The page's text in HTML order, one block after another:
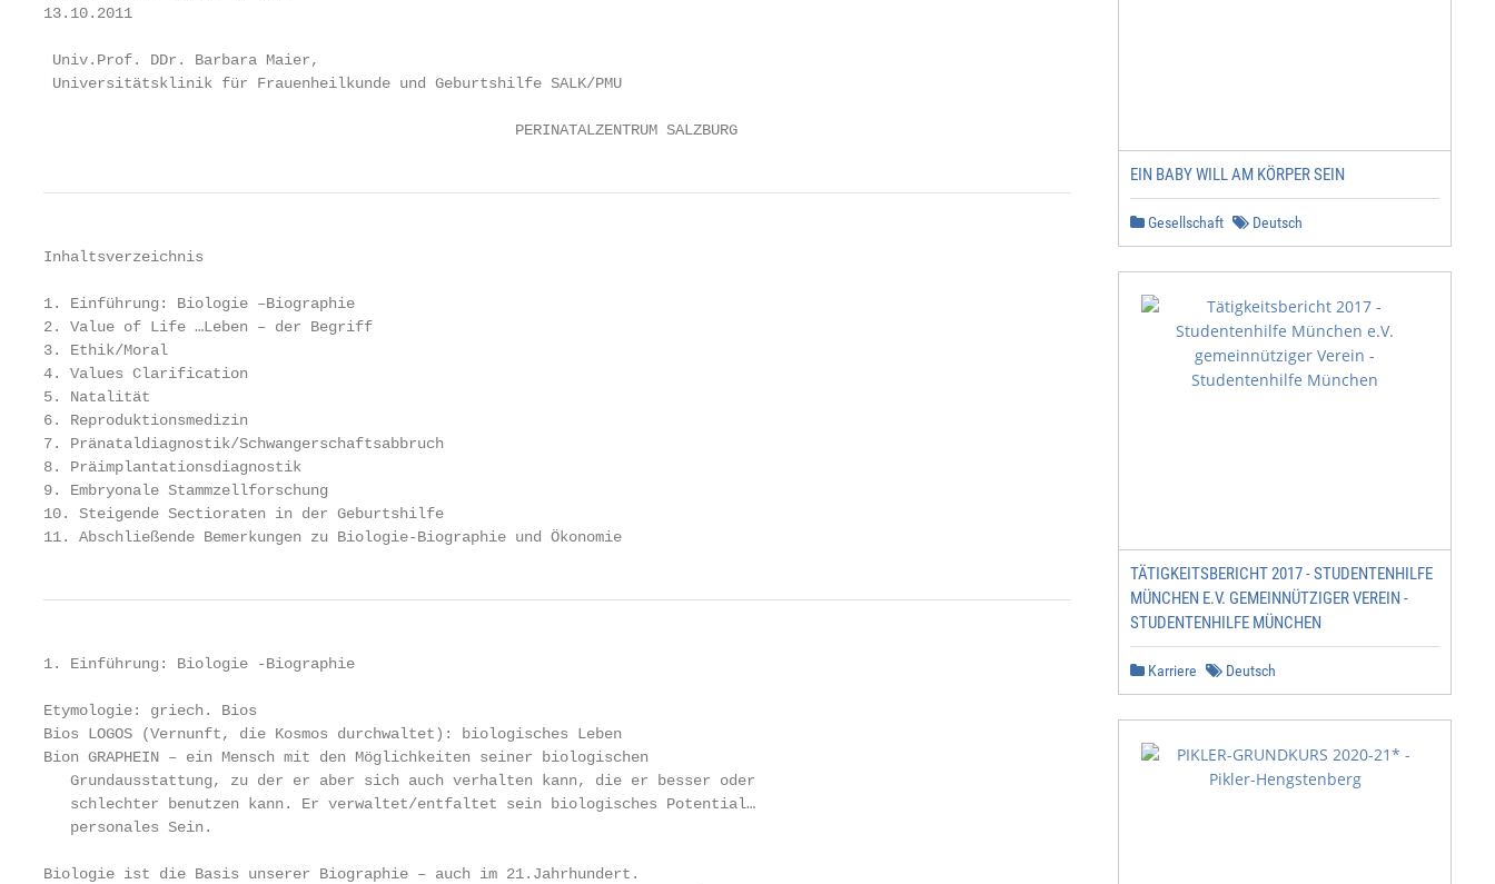
13.10.2011
Univ.Prof. DDr. Barbara Maier,
Universitätsklinik für Frauenheilkunde und Geburtshilfe SALK/PMU
                                                     PERINATALZENTRUM SALZBURG
Inhaltsverzeichnis
1. Einführung: Biologie –Biographie
2. Value of Life …Leben – der Begriff
3. Ethik/Moral
4. Values Clarification
5. Natalität
6. Reproduktionsmedizin
7. Pränataldiagnostik/Schwangerschaftsabbruch
8. Präimplantationsdiagnostik
9. Embryonale Stammzellforschung
10. Steigende Sectioraten in der Geburtshilfe
11. Abschließende Bemerkungen zu Biologie-Biographie und Ökonomie
1. Einführung: Biologie -Biographie
Etymologie: griech. Bios
Bios LOGOS (Vernunft, die Kosmos durchwaltet): biologisches Leben
Bion GRAPHEIN – ein Mensch mit den Möglichkeiten seiner biologischen
   Grundausstattung, zu der er aber sich auch verhalten kann, die er besser oder
   schlechter benutzen kann. Er verwaltet/entfaltet sein biologisches Potential…
   personales Sein.
Biologie ist die Basis unserer Biographie – auch im 21.Jahrhundert.
EIN BABY WILL AM KÖRPER SEIN
Gesellschaft Deutsch
TÄTIGKEITSBERICHT 2017 - STUDENTENHILFE
MÜNCHEN E.V. GEMEINNÜTZIGER VEREIN -
STUDENTENHILFE MÜNCHEN
Karriere Deutsch